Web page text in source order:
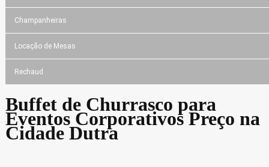
Champanheiras
Locação de Mesas
Rechaud
Buffet de Churrasco para
Eventos Corporativos Preço na
Cidade Dutra